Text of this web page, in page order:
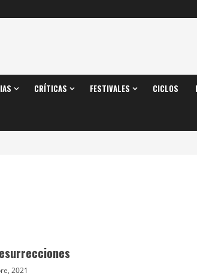
CRÍTICAS FESTIVALES CICLOS
2021